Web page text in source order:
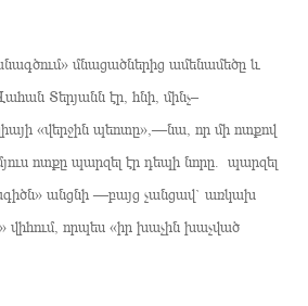
մնացածներից ամենամեծը և
Տերյանն էր, հնի, մինչ–
«վերջին պեոտը»,—նա, որ մի ոտքով
ոտքը պարզել էր դեպի նորը. պարզել
անցնի —բայց չանցավ` առկախ
վիհում, որպես «իր խաչին խաչված